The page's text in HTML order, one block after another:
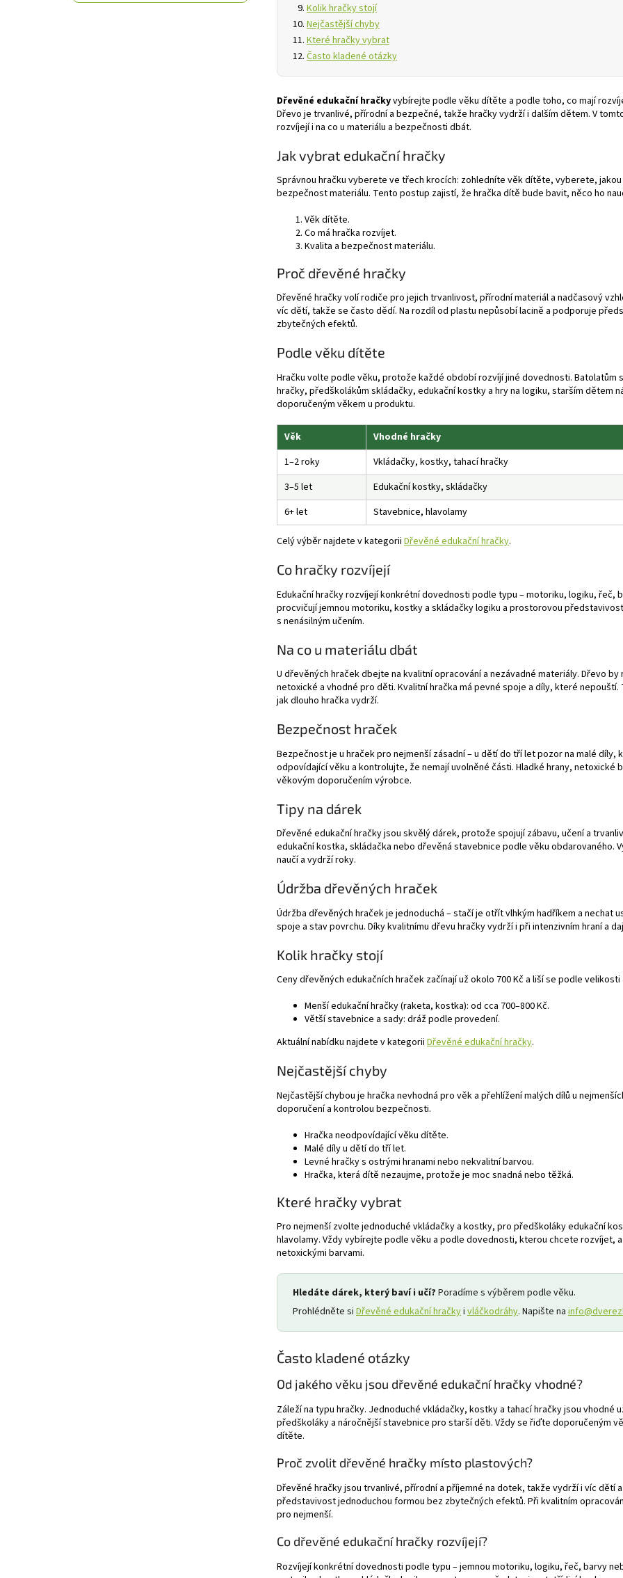
Kolik hračky stojí
Nejčastější chyby
Které hračky vybrat
Často kladené otázky
Dřevěné edukační hračkyvybírejte podle věku dítěte a podle toho, co mají
Dřevo je trvanlivé, přírodní a bezpečné, takže hračky vydrží i dalším dětem. V
rozvíjejí i na co u materiálu a bezpečnosti dbát.
Jak vybrat edukační hračky
Správnou hračku vyberete ve třech krocích: zohledníte věk dítěte, vyberete,
bezpečnost materiálu. Tento postup zajistí, že hračka dítě bude bavit, něco ho
Věk dítěte.
Co má hračka rozvíjet.
Kvalita a bezpečnost materiálu.
Proč dřevěné hračky
Dřevěné hračky volí rodiče pro jejich trvanlivost, přírodní materiál a nadčasový
víc dětí, takže se často dědí. Na rozdíl od plastu nepůsobí lacině a podporuje
zbytečných efektů.
Podle věku dítěte
Hračku volte podle věku, protože každé období rozvíjí jiné dovednosti. Batolatům
hračky, předškolákům skládačky, edukační kostky a hry na logiku, starším dětem
doporučeným věkem u produktu.
Věk Vhodné hračky
1–2 roky
Vkládačky, kostky, tahací hračky
3–5 let
Edukační kostky, skládačky
6+ let
Stavebnice, hlavolamy
Celý výběr najdete v kategorii Dřevěné edukační hračky.
Co hračky rozvíjejí
Edukační hračky rozvíjejí konkrétní dovednosti podle typu – motoriku, logiku, řeč,
procvičují jemnou motoriku, kostky a skládačky logiku a prostorovou
s nenásilným učením.
Na co u materiálu dbát
U dřevěných hraček dbejte na kvalitní opracování a nezávadné materiály. Dřevo
netoxické a vhodné pro děti. Kvalitní hračka má pevné spoje a díly, které
jak dlouho hračka vydrží.
Bezpečnost hraček
Bezpečnost je u hraček pro nejmenší zásadní – u dětí do tří let pozor na malé
odpovídající věku a kontrolujte, že nemají uvolněné části. Hladké hrany, netoxické
věkovým doporučením výrobce.
Tipy na dárek
Dřevěné edukační hračky jsou skvělý dárek, protože spojují zábavu, učení a
edukační kostka, skládačka nebo dřevěná stavebnice podle věku obdarovaného.
naučí a vydrží roky.
Údržba dřevěných hraček
Údržba dřevěných hraček je jednoduchá – stačí je otřít vlhkým hadříkem a nechat
spoje a stav povrchu. Díky kvalitnímu dřevu hračky vydrží i při intenzivním hraní a
Kolik hračky stojí
Ceny dřevěných edukačních hraček začínají už okolo 700 Kč a liší se podle
Menší edukační hračky (raketa, kostka): od cca 700–800 Kč.
Větší stavebnice a sady: dráž podle provedení.
Aktuální nabídku najdete v kategorii Dřevěné edukační hračky.
Nejčastější chyby
Nejčastější chybou je hračka nevhodná pro věk a přehlížení malých dílů u
doporučení a kontrolou bezpečnosti.
Hračka neodpovídající věku dítěte.
Malé díly u dětí do tří let.
Levné hračky s ostrými hranami nebo nekvalitní barvou.
Hračka, která dítě nezaujme, protože je moc snadná nebo těžká.
Které hračky vybrat
Pro nejmenší zvolte jednoduché vkládačky a kostky, pro předškoláky edukační
hlavolamy. Vždy vybírejte podle věku a podle dovednosti, kterou chcete rozvíjet,
netoxickými barvami.
Hledáte dárek, který baví i učí? Poradíme s výběrem podle věku.
Prohlédněte si Dřevěné edukační hračkyi vláčkodráhy. Napište na
Často kladené otázky
Od jakého věku jsou dřevěné edukační hračky vhodné?
Záleží na typu hračky. Jednoduché vkládačky, kostky a tahací hračky jsou
předškoláky a náročnější stavebnice pro starší děti. Vždy se řiďte doporučeným
dítěte.
Proč zvolit dřevěné hračky místo plastových?
Dřevěné hračky jsou trvanlivé, přírodní a příjemné na dotek, takže vydrží i víc dětí
představivost jednoduchou formou bez zbytečných efektů. Při kvalitním
pro nejmenší.
Co dřevěné edukační hračky rozvíjejí?
Rozvíjejí konkrétní dovednosti podle typu – jemnou motoriku, logiku, řeč, barvy